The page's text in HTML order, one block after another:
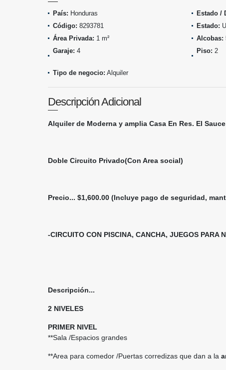
País: Honduras Estado /
Código: 8293781 Estado:
Área Privada: 1 m² Alcobas:
Garaje: 4 Piso: 2
Tipo de negocio: Alquiler
Descripción Adicional
Alquiler de Moderna y amplia Casa En Res. El Sauce
Doble Circuito Privado(Con Area social)
Precio... $1,600.00 (Incluye pago de seguridad,
-CIRCUITO CON PISCINA, CANCHA, JUEGOS PARA
Descripción...
2 NIVELES
PRIMER NIVEL
**Sala /Espacios grandes
**Area para comedor /Puertas corredizas que dan a la